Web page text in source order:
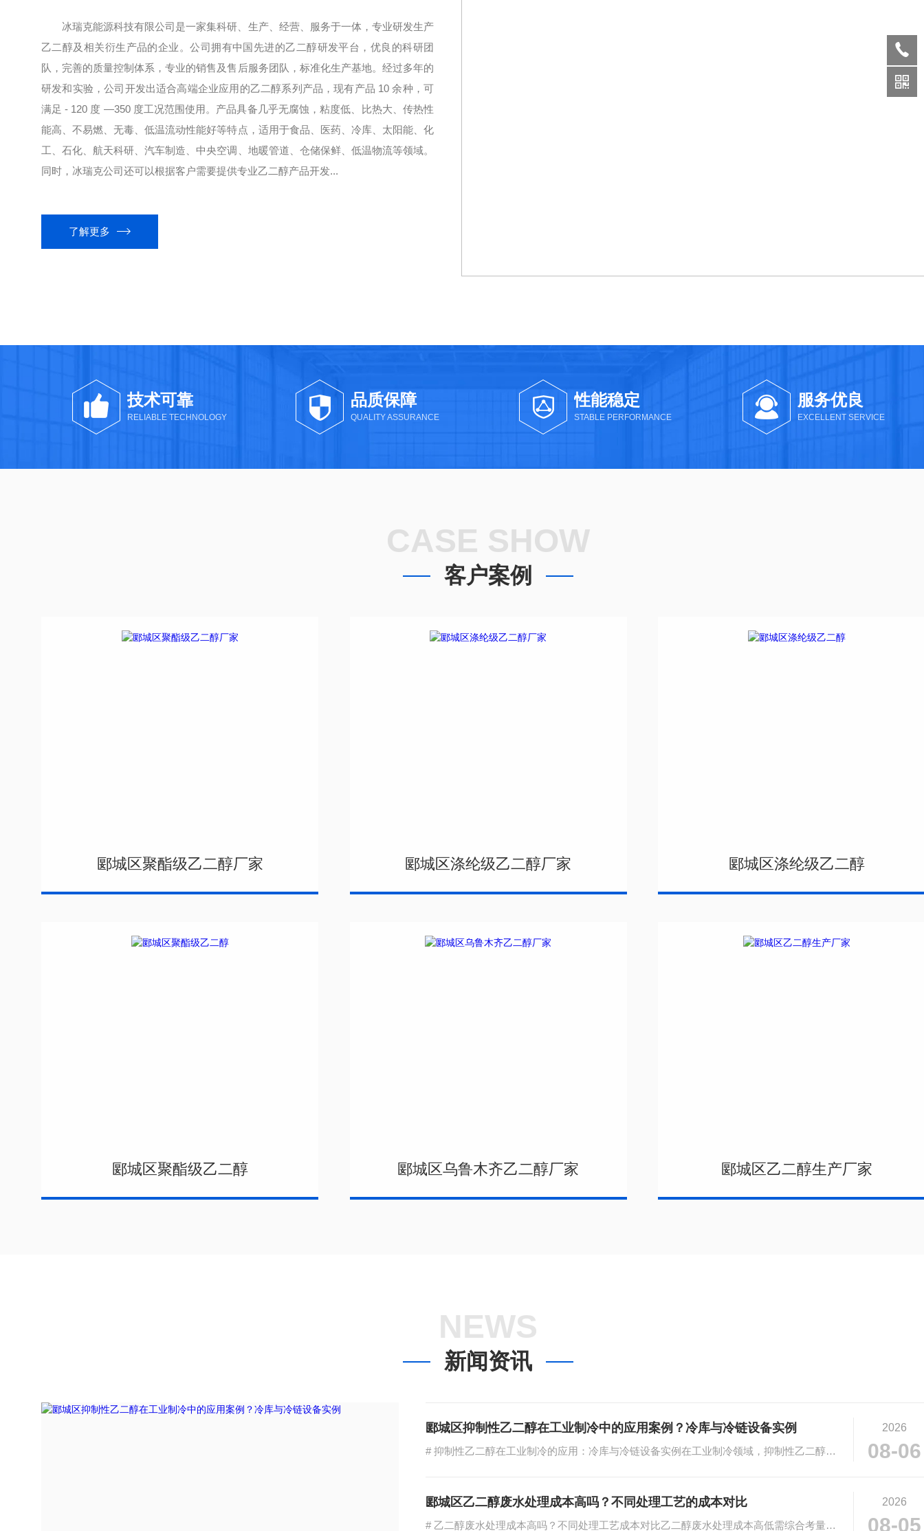
冰瑞克能源科技有限公司是一家集科研、生产、经营、服务于一体，专业研发生产
乙二醇及相关衍生产品的企业。公司拥有中国先进的乙二醇研发平台，优良的科研团
队，完善的质量控制体系，专业的销售及售后服务团队，标准化生产基地。经过多年的
研发和实验，公司开发出适合高端企业应用的乙二醇系列产品，现有产品 10 余种，可
满足 - 120 度 —350 度工况范围使用。产品具备几乎无腐蚀，粘度低、比热大、传热性
能高、不易燃、无毒、低温流动性能好等特点，适用于食品、医药、冷库、太阳能、化
工、石化、航天科研、汽车制造、中央空调、地暖管道、仓储保鲜、低温物流等领域。
同时，冰瑞克公司还可以根据客户需要提供专业乙二醇产品开发...
了解更多
技术可靠
RELIABLE TECHNOLOGY
品质保障
QUALITY ASSURANCE
性能稳定
STABLE PERFORMANCE
服务优良
EXCELLENT SERVICE
CASE SHOW
客户案例
郾城区聚酯级乙二醇厂家 郾城区涤纶级乙二醇厂家 郾城区涤纶级乙二醇
郾城区聚酯级乙二醇 郾城区乌鲁木齐乙二醇厂家 郾城区乙二醇生产厂家
NEWS
新闻资讯
郾城区抑制性乙二醇在工业制冷中的应用案例？冷库与冷链设备实例
# 抑制性乙二醇在工业制冷的应用：冷库与冷链设备实例在工业制冷领域，抑制性乙二醇凭···
2026
08-06
郾城区乙二醇废水处理成本高吗？不同处理工艺的成本对比​
# 乙二醇废水处理成本高吗？不同处理工艺成本对比乙二醇废水处理成本高低需综合考量多···
2026
08-05